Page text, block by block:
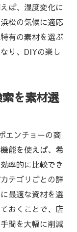
まい作り素材
オンライン活
材を調達する
い作り成功例
ば、湿度変化に
松の気候に適応
有の素材を選ぶ
り、DIYの楽し
を素材選
エンチョーの商
能を使えば、希
率的に比較でき
テゴリごとの詳
最適な資材を選
おくことで、店
間を大幅に削減